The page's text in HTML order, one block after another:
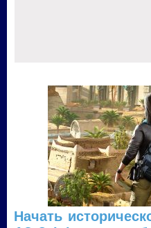
Начать